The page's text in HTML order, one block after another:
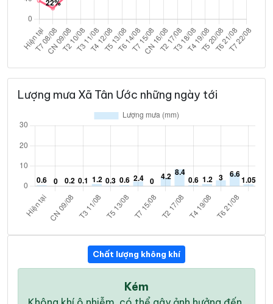
Lượng mưa Xã Tân Ước những ngày tới
Chất lượng không khí
Kém